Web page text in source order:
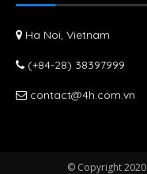
Ha Noi, Vietnam
(+84-28) 38397999
contact@4h.com.vn
© Copyright 2020